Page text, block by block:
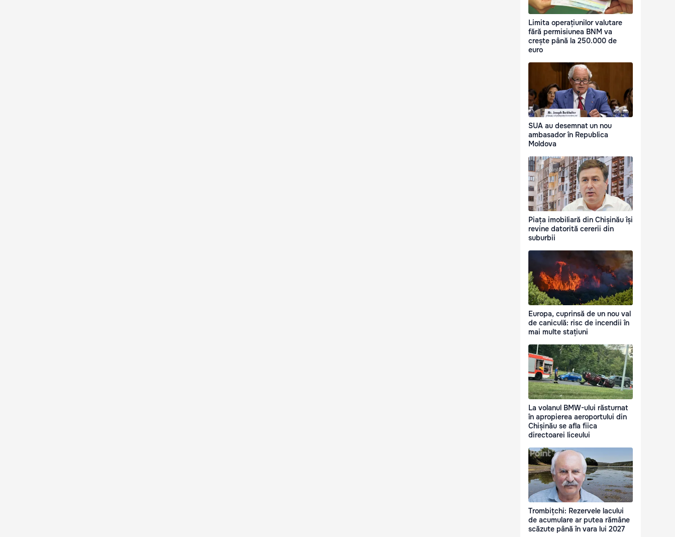
Limita operațiunilor valutare
fără permisiunea BNM va
crește până la 250.000 de
euro
SUA au desemnat un nou
ambasador în Republica
Moldova
Piața imobiliară din Chișinău își
revine datorită cererii din
suburbii
Europa, cuprinsă de un nou val
de caniculă: risc de incendii în
mai multe stațiuni
La volanul BMW-ului răsturnat
în apropierea aeroportului din
Chișinău se afla fiica
directoarei liceului
Trombițchi: Rezervele lacului
de acumulare ar putea rămâne
scăzute până în vara lui 2027